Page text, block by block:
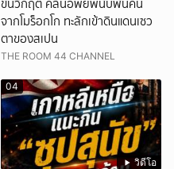
ขั้นวิกฤต คลื่นอพยพนับพันคน
จากโมร็อกโก ทะลักเข้าดินแดนเซว
ตาของสเปน
THE ROOM 44 CHANNEL
วิดีโอ
04